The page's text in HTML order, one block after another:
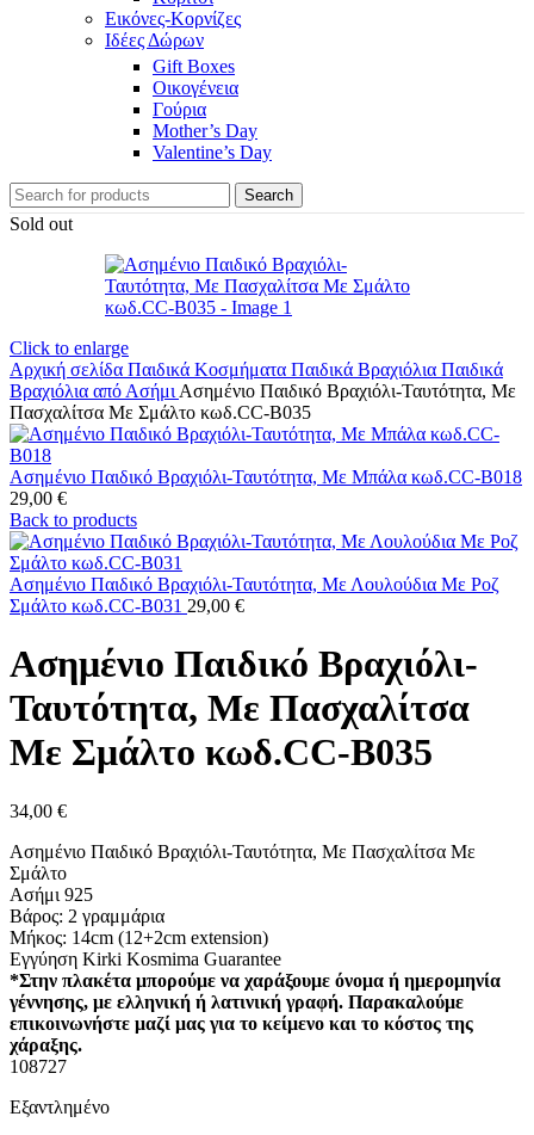
Εικόνες-Κορνίζες
Ιδέες Δώρων
Gift Boxes
Οικογένεια
Γούρια
Mother’s Day
Valentine’s Day
Search
Sold out
Click to enlarge
Αρχική σελίδα Παιδικά Κοσμήματα Παιδικά Βραχιόλια Παιδικά
Βραχιόλια από Ασήμι Ασημένιο Παιδικό Βραχιόλι-Ταυτότητα, Με
Πασχαλίτσα Με Σμάλτο κωδ.CC-B035
Ασημένιο Παιδικό Βραχιόλι-Ταυτότητα, Με Μπάλα κωδ.CC-B018
29,00 €
Back to products
Ασημένιο Παιδικό Βραχιόλι-Ταυτότητα, Με Λουλούδια Με Ροζ
Σμάλτο κωδ.CC-B031 29,00 €
Ασημένιο Παιδικό Βραχιόλι-
Ταυτότητα, Με Πασχαλίτσα
Με Σμάλτο κωδ.CC-B035
34,00 €
Ασημένιο Παιδικό Βραχιόλι-Ταυτότητα, Με Πασχαλίτσα Με
Σμάλτο
Ασήμι 925
Βάρος: 2 γραμμάρια
Μήκος: 14cm (12+2cm extension)
Εγγύηση Kirki Kosmima Guarantee
*Στην πλακέτα μπορούμε να χαράξουμε όνομα ή ημερομηνία
γέννησης, με ελληνική ή λατινική γραφή. Παρακαλούμε
επικοινωνήστε μαζί μας για το κείμενο και το κόστος της
χάραξης.
108727
Εξαντλημένο